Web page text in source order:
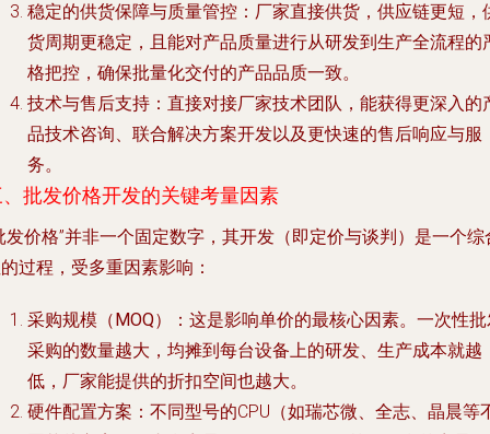
稳定的供货保障与质量管控 ：厂家直接供货，供应链更短，
货周期更稳定，且能对产品质量进行从研发到生产全流程的
格把控，确保批量化交付的产品品质一致。
技术与售后支持 ：直接对接厂家技术团队，能获得更深入的
品技术咨询、联合解决方案开发以及更快速的售后响应与服
务。
批发价格开发的关键考量因素
发价格”并非一个固定数字，其开发（即定价与谈判）是一个综
过程，受多重因素影响：
采购规模（MOQ）
：这是影响单价的最核心因素。一次性
采购的数量越大，均摊到每台设备上的研发、生产成本就越
低，厂家能提供的折扣空间也越大。
硬件配置方案 ：不同型号的CPU（如瑞芯微、全志、晶晨等